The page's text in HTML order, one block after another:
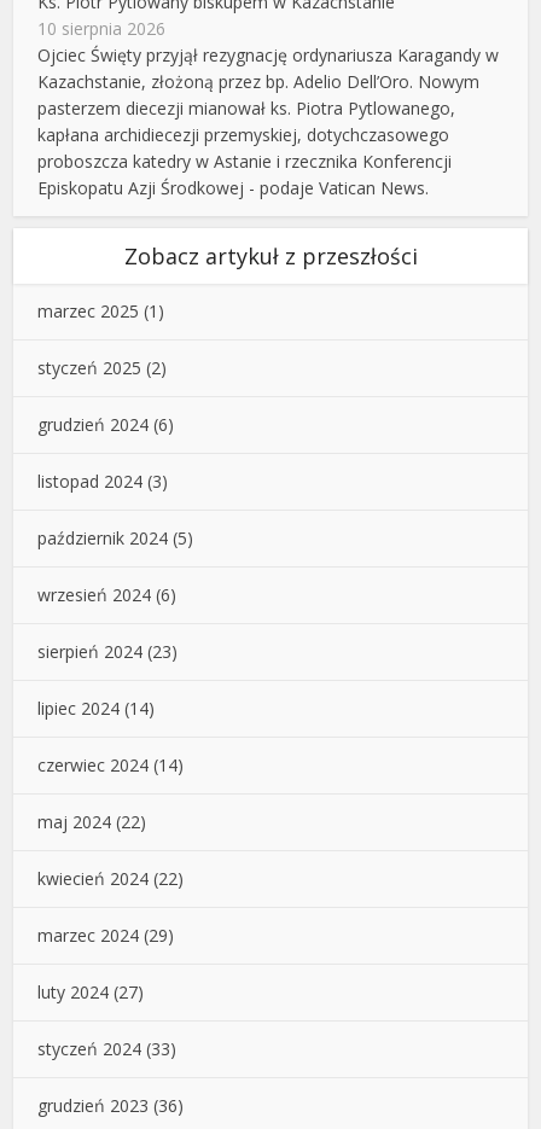
10 sierpnia 2026
Ojciec Święty przyjął rezygnację ordynariusza Karagandy w
Kazachstanie, złożoną przez bp. Adelio Dell’Oro. Nowym
pasterzem diecezji mianował ks. Piotra Pytlowanego,
kapłana archidiecezji przemyskiej, dotychczasowego
proboszcza katedry w Astanie i rzecznika Konferencji
Episkopatu Azji Środkowej - podaje Vatican News.
Zobacz artykuł z przeszłości
marzec 2025 (1)
styczeń 2025 (2)
grudzień 2024 (6)
listopad 2024 (3)
październik 2024 (5)
wrzesień 2024 (6)
sierpień 2024 (23)
lipiec 2024 (14)
czerwiec 2024 (14)
maj 2024 (22)
kwiecień 2024 (22)
marzec 2024 (29)
luty 2024 (27)
styczeń 2024 (33)
grudzień 2023 (36)